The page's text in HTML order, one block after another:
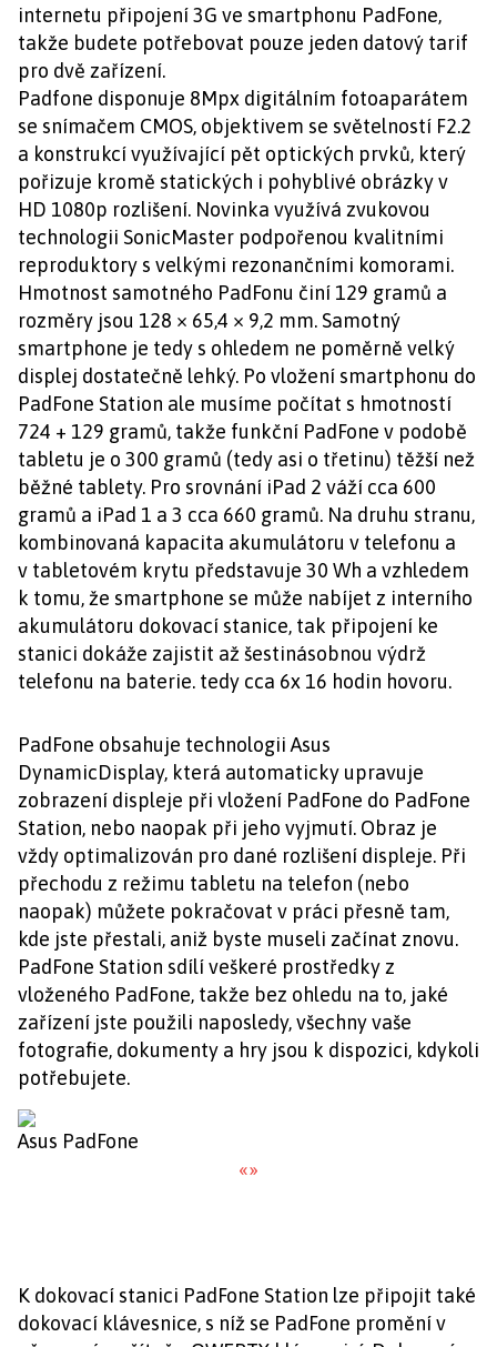
internetu připojení 3G ve smartphonu PadFone,
takže budete potřebovat pouze jeden datový tarif
pro dvě zařízení.
Padfone disponuje 8Mpx digitálním fotoaparátem
se snímačem CMOS, objektivem se světelností F2.2
a konstrukcí využívající pět optických prvků, který
pořizuje kromě statických i pohyblivé obrázky v
HD 1080p rozlišení. Novinka využívá zvukovou
technologii SonicMaster podpořenou kvalitními
reproduktory s velkými rezonančními komorami.
Hmotnost samotného PadFonu činí 129 gramů a
rozměry jsou 128 × 65,4 × 9,2 mm. Samotný
smartphone je tedy s ohledem ne poměrně velký
displej dostatečně lehký. Po vložení smartphonu do
PadFone Station ale musíme počítat s hmotností
724 + 129 gramů, takže funkční PadFone v podobě
tabletu je o 300 gramů (tedy asi o třetinu) těžší než
běžné tablety. Pro srovnání iPad 2 váží cca 600
gramů a iPad 1 a 3 cca 660 gramů. Na druhu stranu,
kombinovaná kapacita akumulátoru v telefonu a
v tabletovém krytu představuje 30 Wh a vzhledem
k tomu, že smartphone se může nabíjet z interního
akumulátoru dokovací stanice, tak připojení ke
stanici dokáže zajistit až šestinásobnou výdrž
telefonu na baterie. tedy cca 6x 16 hodin hovoru.
PadFone obsahuje technologii Asus
DynamicDisplay, která automaticky upravuje
zobrazení displeje při vložení PadFone do PadFone
Station, nebo naopak při jeho vyjmutí. Obraz je
vždy optimalizován pro dané rozlišení displeje. Při
přechodu z režimu tabletu na telefon (nebo
naopak) můžete pokračovat v práci přesně tam,
kde jste přestali, aniž byste museli začínat znovu.
PadFone Station sdílí veškeré prostředky z
vloženého PadFone, takže bez ohledu na to, jaké
zařízení jste použili naposledy, všechny vaše
fotografie, dokumenty a hry jsou k dispozici, kdykoli
potřebujete.
Asus PadFone
«»
K dokovací stanici PadFone Station lze připojit také
dokovací klávesnice, s níž se PadFone promění v